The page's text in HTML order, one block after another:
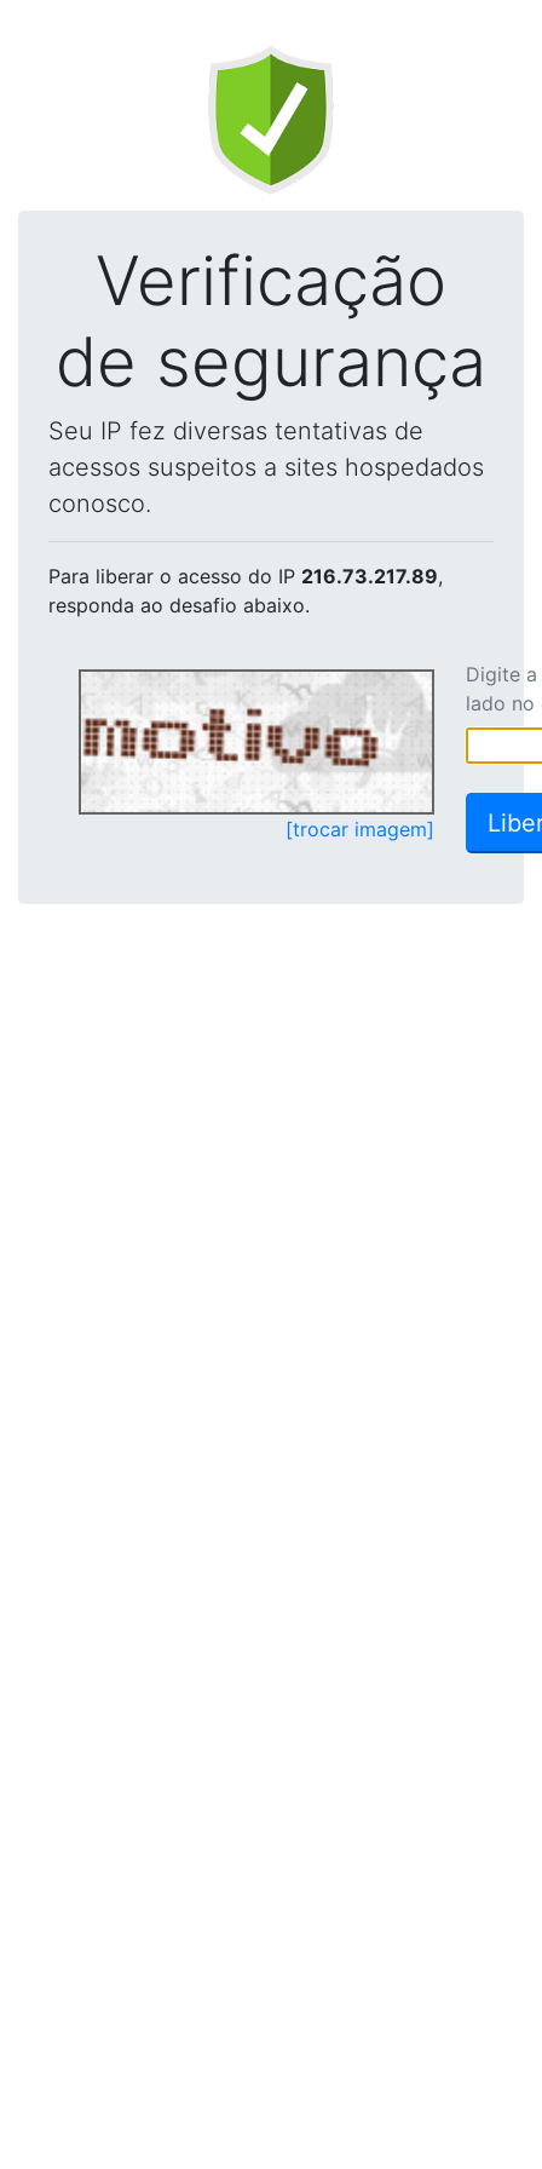
Verificação
de segurança
Seu IP fez diversas tentativas de
acessos suspeitos a sites hospedados
conosco.
Para liberar o acesso do IP 216.73.217.89,
responda ao desafio abaixo.
[trocar imagem]
Digite
lado no